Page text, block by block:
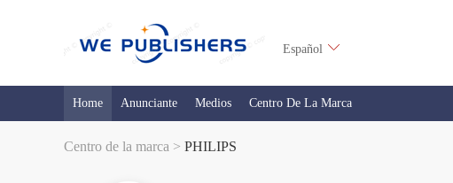
Español
Home Anunciante Medios Centro De La Marca
Centro de la marca > PHILIPS